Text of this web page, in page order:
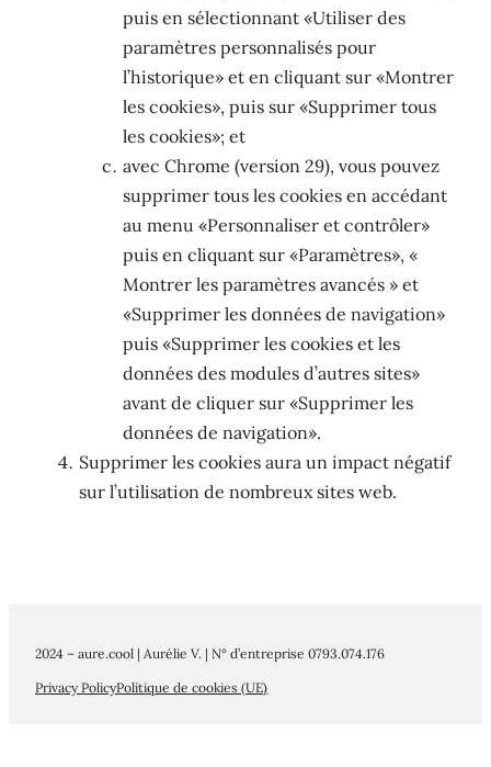
puis en sélectionnant «Utiliser des
paramètres personnalisés pour
l’historique» et en cliquant sur «Montrer
les cookies», puis sur «Supprimer tous
les cookies»; et
avec Chrome (version 29), vous pouvez
supprimer tous les cookies en accédant
au menu «Personnaliser et contrôler»
puis en cliquant sur «Paramètres», «
Montrer les paramètres avancés » et
«Supprimer les données de navigation»
puis «Supprimer les cookies et les
données des modules d’autres sites»
avant de cliquer sur «Supprimer les
données de navigation».
Supprimer les cookies aura un impact négatif
sur l’utilisation de nombreux sites web.
2024 – aure.cool | Aurélie V. | N° d’entreprise 0793.074.176
Privacy PolicyPolitique de cookies (UE)